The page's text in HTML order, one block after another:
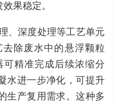
果稳定。
、深度处理等工艺单元
除废水中的悬浮颗粒
精准完成后续浓缩分
水进一步净化，可提升
生产复用需求。这种多